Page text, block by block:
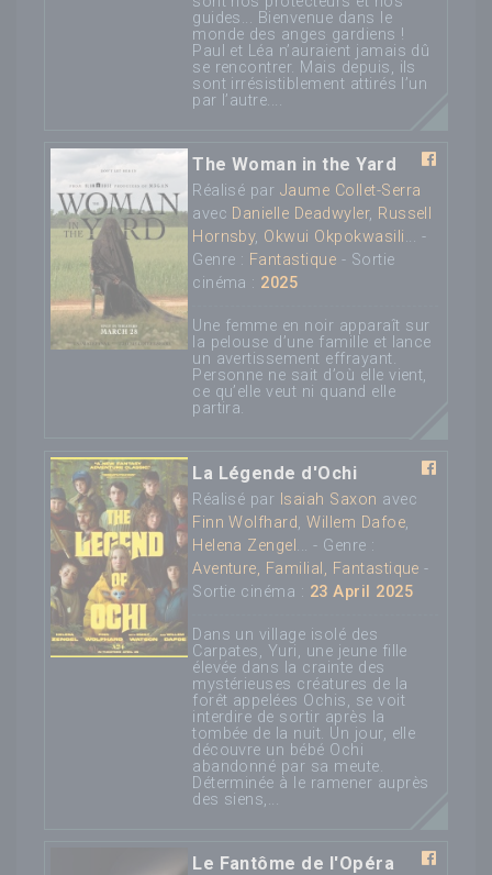
guides... Bienvenue dans le
monde des anges gardiens !
Paul et Léa n’auraient jamais dû
se rencontrer. Mais depuis, ils
sont irrésistiblement attirés l’un
par l’autre....
The Woman in the Yard
Réalisé par Jaume Collet-Serra
avec Danielle Deadwyler, Russell
Hornsby, Okwui Okpokwasili... -
Genre : Fantastique - Sortie
cinéma : 2025
Une femme en noir apparaît sur
la pelouse d’une famille et lance
un avertissement effrayant.
Personne ne sait d’où elle vient,
ce qu’elle veut ni quand elle
partira.
La Légende d'Ochi
Réalisé par Isaiah Saxon avec
Finn Wolfhard,Willem Dafoe,
Helena Zengel ... - Genre :
Aventure, Familial, Fantastique -
Sortie cinéma : 23 April 2025
Dans un village isolé des
Carpates, Yuri, une jeune fille
élevée dans la crainte des
mystérieuses créatures de la
forêt appelées Ochis, se voit
interdire de sortir après la
tombée de la nuit. Un jour, elle
découvre un bébé Ochi
abandonné par sa meute.
Déterminée à le ramener auprès
des siens,...
Le Fantôme de l'Opéra